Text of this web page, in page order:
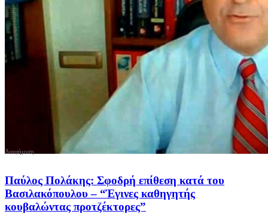
Παύλος Πολάκης: Σφοδρή επίθεση κατά του
Βασιλακόπουλου – “Έγινες καθηγητής
κουβαλώντας προτζέκτορες”